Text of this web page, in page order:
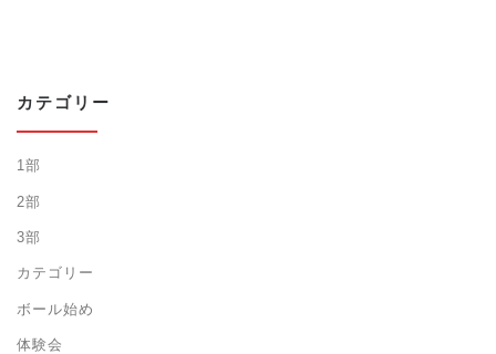
カテゴリー
1部
2部
3部
カテゴリー
ボール始め
体験会